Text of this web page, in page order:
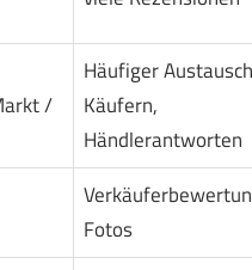
/
Häufiger
Käufern,
Händlerantworten
Fotos